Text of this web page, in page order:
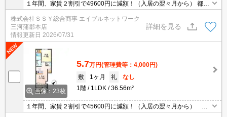
１年間、家賃２割引で49600円に減額！（入居の翌々月から） 都市
ガス対応、インナーテラス付きの新築！ ●Wi-Fi無料 ●敷地内
ごみ置き場あり ●２年毎の更新料不要 ●見学予約受付中
株式会社ＳＳＹ総合商事 エイブルネットワーク
三河蒲郡本店
情報更新日 2026/07/31
詳細を見る
画像：23枚
5.7万円(管理費等：4,000円)
敷
1ヶ月 礼
なし
1階
1LDK 36.56m²
１年間、家賃２割引で45600円に減額！（入居の翌々月から）
都市ガス対応、インナーテラス付きの新築！ ●Wi-Fi無料 ●敷